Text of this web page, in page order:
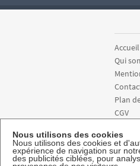
Accueil
Qui
Plan
CGV
Nous utilisons des cookies
Nous utilisons des cookies et
expérience de navigation sur
des publicités ciblées, pour